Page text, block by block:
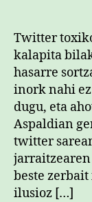
Twitter
kalapita
hasarre
inork nahi
dugu, eta
Aspaldian
twitter
beste
ilusioz […]